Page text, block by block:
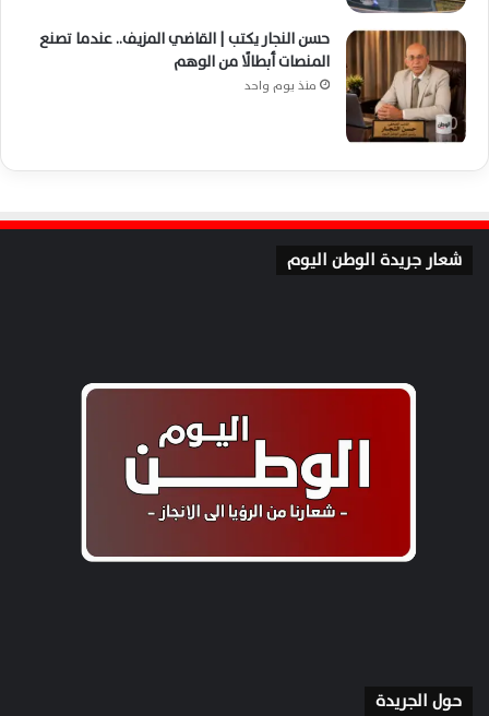
حسن النجار يكتب | القاضي المزيف.. عندما تصنع
المنصات أبطالًا من الوهم
منذ يوم واحد
شعار جريدة الوطن اليوم
حول الجريدة